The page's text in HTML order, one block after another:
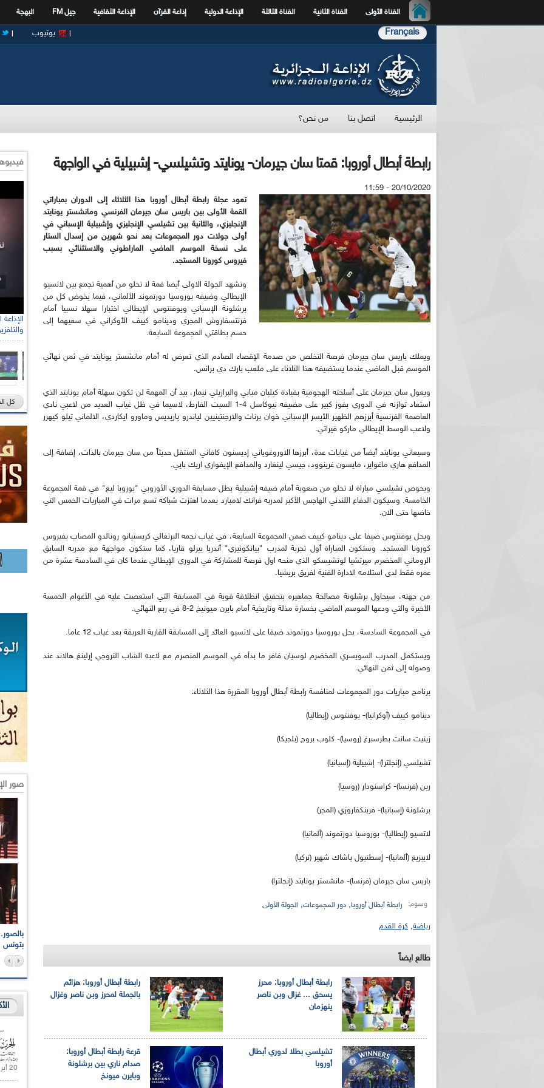
القناة الأولى القناة الثانية القناة الثالثة الإذاعة الدولية إذاعة القرآن الإذاعة الثقافية جيل FM البهجة
Français يوتيوب
الرئيسية اتصل بنا من نحن؟
رابطة أبطال أوروبا: قمتا سان جيرمان- يونايتد وتشيلسي- إشبيلية في الواجهة
20/10/2020 - 11:59
تعود عجلة رابطة أبطال أوروبا هذا الثلاثاء إلى الدوران بمباراتي
القمة الأولى بين باريس سان جيرمان الفرنسي ومانشستر يونايتد
الإنجليزي، والثانية بين تشيلسي الإنجليزي وإشبيلية الإسباني في
أولى جولات دور المجموعات بعد نحو شهرين من إسدال الستار
على نسخة الموسم الماضي الماراطوني والاستثنائي بسبب
فيروس كورونا المستجد.
وتشهد الجولة الاولى أيضا قمة لا تخلو من أهمية تجمع بين لاتسيو
الإيطالي وضيفه بوروسيا دورتموند الألماني، فيما يخوض كل من
برشلونة الإسباني ويوفنتوس الإيطالي اختبارا سهلا نسبيا أمام
فرنتسفاروش المجري ودينامو كييف الأوكراني في سعيهما إلى
حسم بطاقتي المجموعة السابعة.
ويملك باريس سان جيرمان فرصة التخلص من صدمة الإقصاء الصادم الذي تعرض له أمام مانشستر يونايتد في ثمن نهائي
الموسم قبل الماضي عندما يستضيفه هذا الثلاثاء على ملعب بارك دي برانس.
ويعول سان جيرمان على أسلحته الهجومية بقيادة كيليان مبابي والبرازيلي نيمار، بيد أن المهمة لن تكون سهلة أمام يونايتد الذي
استعاد توازنه في الدوري بفوز كبير على مضيفه نيوكاسل 4-1 السبت الفارط، لاسيما في ظل غياب العديد من لاعبي نادي
العاصمة الفرنسية أبرزهم الظهير الأيسر الإسباني خوان برنات والارجنتينيين لياندرو باريديس وماورو ايكاردي، الالماني تيلو كيهرر
ولاعب الوسط الإيطالي ماركو فيراتي.
وسيعاني يونايتد أيضاً من غيابات عدة، أبرزها الاوروغوياني إديسنون كافاني المنتقل حديثاً من سان جيرمان بالذات، إضافة إلى
المدافع هاري ماغواير، مايسون غرينوود، جيسي لينغارد والمدافع الإيفواري اريك بايي.
ويخوض تشيلسي مباراة لا تخلو من صعوبة أمام ضيفه إشبيلية بطل مسابقة الدوري الأوروبي "يوروبا ليغ" في قمة المجموعة
الخامسة. وسيكون الدفاع اللندني الهاجس الأكبر لمدربه فرانك لامبارد بعدما اهتزت شباكه تسع مرات في المباريات الخمس التي
خاضها حتى الان.
ويحل يوفنتوس ضيفا على دينامو كييف ضمن المجموعة السابعة، في غياب نجمه البرتغالي كريستيانو رونالدو المصاب بفيروس
كورونا المستجد. وستكون المباراة أول تجربة لمدرب "بيانكونيري" أندريا بيرلو قاريا، كما ستكون مواجهة مع مدربه السابق
الروماني المخضرم ميرتشيا لوتشيسكو الذي منحه اول فرصة للمشاركة في الدوري الإيطالي عندما كان في السادسة عشرة من
عمره فقط لدى استلامه الادارة الفنية لفريق بريشيا.
من جهته، سيحاول برشلونة مصالحة جماهيره بتحقيق انطلاقة قوية في المسابقة التي استعصت عليه في الأعوام الخمسة
الأخيرة والتي ودعها الموسم الماضي بخسارة مذلة وتاريخية أمام بايرن ميونيخ 2-8 في ربع النهائي.
في المجموعة السادسة، يحل بوروسيا دورتموند ضيفا على لاتسيو العائد إلى المسابقة القارية العريقة بعد غياب 12 عاما.
ويستكمل المدرب السويسري المخضرم لوسيان فافر ما بدأه في الموسم المنصرم مع لاعبه الشاب النروجي إرلينغ هالاند عند
وصوله إلى ثمن النهائي.
برنامج مباريات دور المجموعات لمنافسة رابطة أبطال أوروبا المقررة هذا الثلاثاء:
دينامو كييف (أوكرانيا)- يوفنتوس (إيطاليا)
زينيت سانت بطرسبرغ (روسيا)- كلوب بروج (بلجيكا)
تشيلسي (إنجلترا)- إشبيلية (إسبانيا)
رين (فرنسا)- كراسنودار (روسيا)
برشلونة (إسبانيا)- فرينكفاروزي (المجر)
لاتسيو (إيطاليا)- بوروسيا دورتموند (ألمانيا)
لايبزيغ (ألمانيا)- إسطنبول باشاك شهير (تركيا)
باريس سان جيرمان (فرنسا)- مانشستر يونايتد (إنجلترا)
وسوم: رابطة أبطال أوروبا, دور المجموعات, الجولة الأولى
رياضة, كرة القدم
طالع ايضاً
رابطة أبطال أوروبا: هزائم
بالجملة لمحرز وبن ناصر وغزال
رابطة أبطال أوروبا: محرز
يسحق ... غزال وبن ناصر
ينهزمان
قرعة رابطة أبطال أوروبا:
صدام ناري بين برشلونة
وبايرن ميونخ
تشيلسي بطلا لدوري أبطال
أوروبا
كل
صور
بتونس
20 أبريل 2021 |